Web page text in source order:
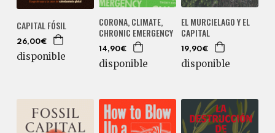
CAPITAL FÓSIL
26,00€
disponible
CORONA, CLIMATE,
CHRONIC EMERGENCY
14,90€
disponible
EL MURCIELAGO Y EL
CAPITAL
19,90€
disponible